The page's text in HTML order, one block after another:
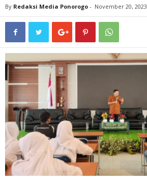
By Redaksi Media Ponorogo - November 20, 2023